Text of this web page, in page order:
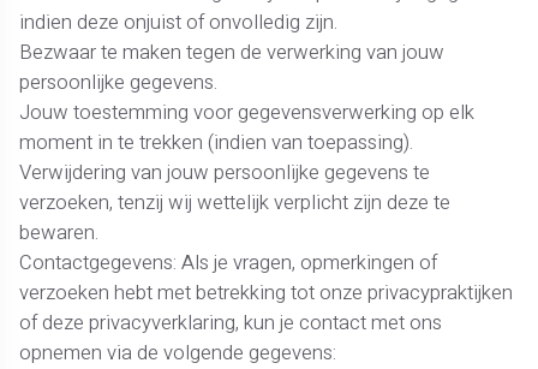
indien deze onjuist of onvolledig zijn.
Bezwaar te maken tegen de verwerking van jouw
persoonlijke gegevens.
Jouw toestemming voor gegevensverwerking op elk
moment in te trekken (indien van toepassing).
Verwijdering van jouw persoonlijke gegevens te
verzoeken, tenzij wij wettelijk verplicht zijn deze te
bewaren.
Contactgegevens: Als je vragen, opmerkingen of
verzoeken hebt met betrekking tot onze privacypraktijken
of deze privacyverklaring, kun je contact met ons
opnemen via de volgende gegevens: